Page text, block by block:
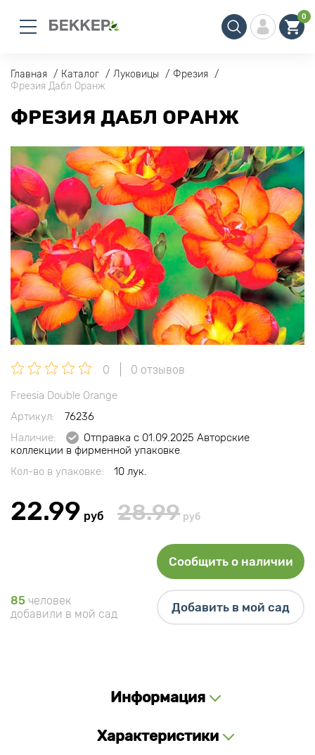
0
Главная Каталог Луковицы
Фрезия
Фрезия Дабл Оранж
ФРЕЗИЯ ДАБЛ ОРАНЖ
0 0 отзывов
Freesia Double Orange
Артикул:
76236
Наличие:
Отправка с 01.09.2025 Авторские
коллекции в фирменной упаковке
Кол-во в упаковке:
10 лук.
22.99 руб 28.99 руб
Сообщить о наличии
85 человек
добавили в мой сад
Добавить в мой сад
Информация
Характеристики